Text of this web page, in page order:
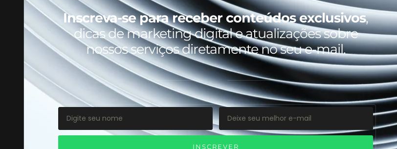
Inscreva-se para receber conteúdos exclusivos,
dicas de marketing digital e atualizações sobre
nossos serviços diretamente no seu e-mail.
INSCREVER